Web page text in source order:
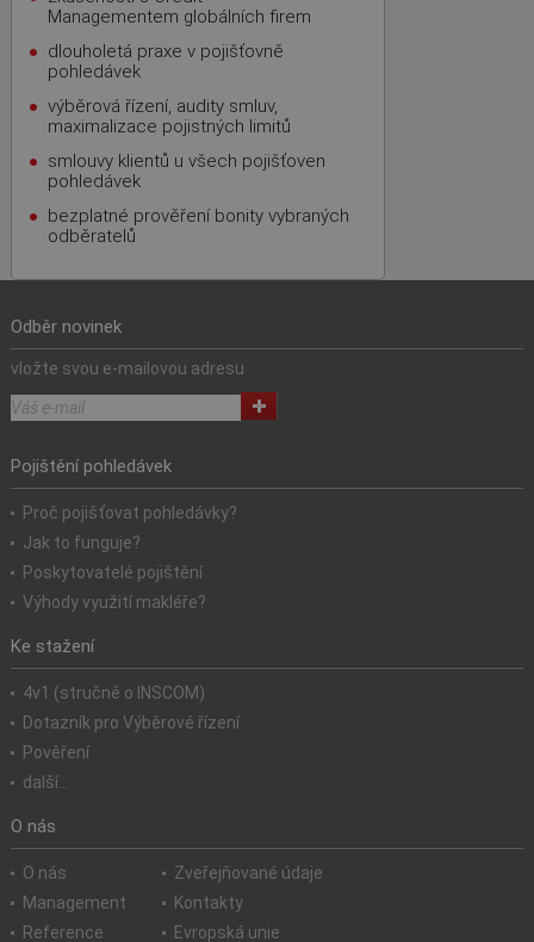
Managementem globálních firem
dlouholetá praxe v pojišťovně
pohledávek
výběrová řízení, audity smluv,
maximalizace pojistných limitů
smlouvy klientů u všech pojišťoven
pohledávek
bezplatné prověření bonity vybraných
odběratelů
Odběr novinek
vložte svou e-mailovou adresu
Pojištění pohledávek
Proč pojišťovat pohledávky?
Jak to funguje?
Poskytovatelé pojištění
Výhody využití makléře?
Ke stažení
4v1 (stručně o INSCOM)
Dotazník pro Výběrové řízení
Pověření
další...
O nás
O nás
Management
Reference
Zveřejňované údaje
Kontakty
Evropská unie